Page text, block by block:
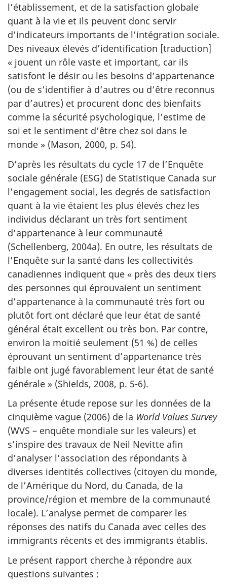
l’établissement, et de la satisfaction globale
quant à la vie et ils peuvent donc servir
d’indicateurs importants de l’intégration sociale.
Des niveaux élevés d’identification [traduction]
« jouent un rôle vaste et important, car ils
satisfont le désir ou les besoins d’appartenance
(ou de s’identifier à d’autres ou d’être reconnus
par d’autres) et procurent donc des bienfaits
comme la sécurité psychologique, l’estime de
soi et le sentiment d’être chez soi dans le
monde » (Mason, 2000, p. 54).
D’après les résultats du cycle 17 de l’Enquête
sociale générale (ESG) de Statistique Canada sur
l’engagement social, les degrés de satisfaction
quant à la vie étaient les plus élevés chez les
individus déclarant un très fort sentiment
d’appartenance à leur communauté
(Schellenberg, 2004a). En outre, les résultats de
l’Enquête sur la santé dans les collectivités
canadiennes indiquent que « près des deux tiers
des personnes qui éprouvaient un sentiment
d’appartenance à la communauté très fort ou
plutôt fort ont déclaré que leur état de santé
général était excellent ou très bon. Par contre,
environ la moitié seulement (51 %) de celles
éprouvant un sentiment d’appartenance très
faible ont jugé favorablement leur état de santé
générale » (Shields, 2008, p. 5-6).
La présente étude repose sur les données de la
cinquième vague (2006) de la World Values Survey
(WVS – enquête mondiale sur les valeurs) et
s’inspire des travaux de Neil Nevitte afin
d’analyser l’association des répondants à
diverses identités collectives (citoyen du monde,
de l’Amérique du Nord, du Canada, de la
province/région et membre de la communauté
locale). L’analyse permet de comparer les
réponses des natifs du Canada avec celles des
immigrants récents et des immigrants établis.
Le présent rapport cherche à répondre aux
questions suivantes :